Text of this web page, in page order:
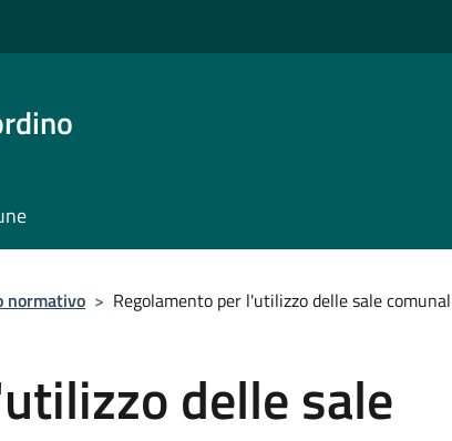
normativo > Regolamento per l'utilizzo delle sale
delle sale